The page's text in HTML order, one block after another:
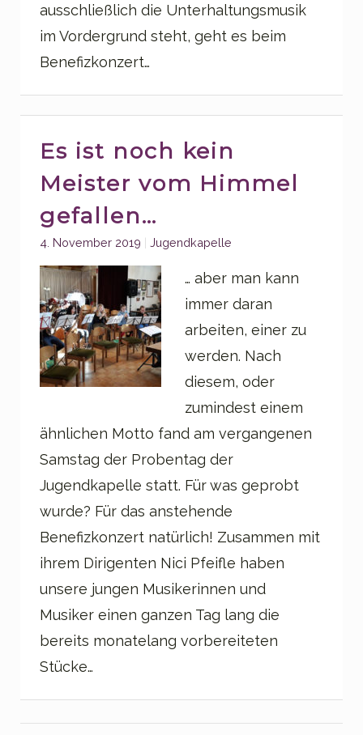
ausschließlich die Unterhaltungsmusik
im Vordergrund steht, geht es beim
Benefizkonzert…
Es ist noch kein
Meister vom Himmel
gefallen…
4. November 2019 Categories:
Jugendkapelle
… aber man kann
immer daran
arbeiten, einer zu
werden. Nach
diesem, oder
zumindest einem
ähnlichen Motto fand am vergangenen
Samstag der Probentag der
Jugendkapelle statt. Für was geprobt
wurde? Für das anstehende
Benefizkonzert natürlich! Zusammen mit
ihrem Dirigenten Nici Pfeifle haben
unsere jungen Musikerinnen und
Musiker einen ganzen Tag lang die
bereits monatelang vorbereiteten
Stücke…